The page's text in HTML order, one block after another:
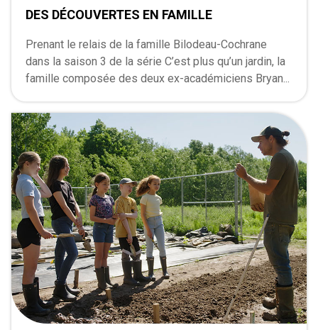
DES DÉCOUVERTES EN FAMILLE
Prenant le relais de la famille Bilodeau-Cochrane
dans la saison 3 de la série C’est plus qu’un jardin, la
famille composée des deux ex-académiciens Bryan...